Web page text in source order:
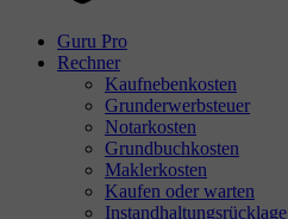
Guru Pro
Rechner
Kaufnebenkosten
Grunderwerbsteuer
Notarkosten
Grundbuchkosten
Maklerkosten
Kaufen oder warten
Instandhaltungsrücklage